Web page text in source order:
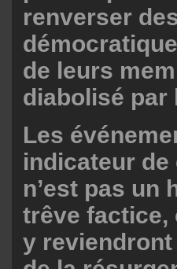
renverser
de leurs
diabolisé par
Les
indicateur de
n’est pas un
trêve factice,
y reviendront